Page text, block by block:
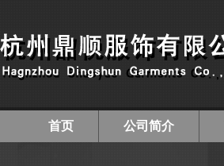
首页 公司简介